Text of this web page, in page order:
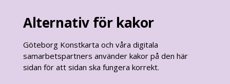
goteborg.seär Göteborgs Stads officiella webbplats.
Alternativ för kakor
Göteborg Konstkarta och våra digitala
samarbetspartners använder kakor på den här
sidan för att sidan ska fungera korrekt.